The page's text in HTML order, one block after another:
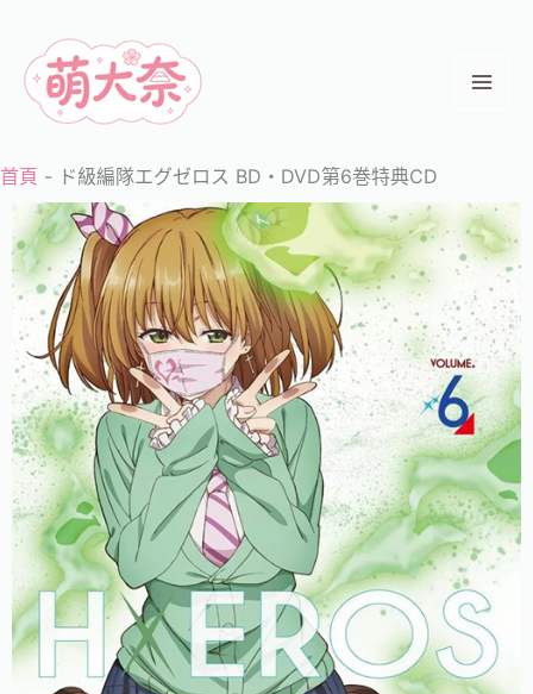
容
首頁 - ド級編隊エグゼロス BD・DVD第6巻特典CD